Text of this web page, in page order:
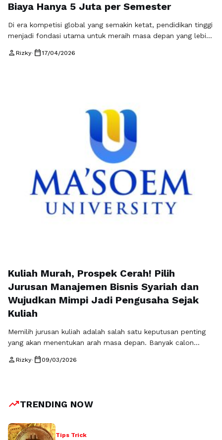
Biaya Hanya 5 Juta per Semester
Di era kompetisi global yang semakin ketat, pendidikan tinggi
menjadi fondasi utama untuk meraih masa depan yang lebih
kemampuan akademik, tetapi juga keterampilan bisnis,
person Rizky• calendar_today17/04/2026
Kuliah Murah, Prospek Cerah! Pilih
Jurusan Manajemen Bisnis Syariah dan
Wujudkan Mimpi Jadi Pengusaha Sejak
Kuliah
Memilih jurusan kuliah adalah salah satu keputusan penting
yang akan menentukan arah masa depan. Banyak calon
memberikan gelar sarjana, tetapi juga jurusan yang mampu
Baca Selengkapnya
person Rizky• calendar_today09/03/2026
trending_upTRENDING NOW
Tips Trick